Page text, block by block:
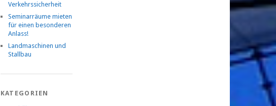
Verkehrssicherheit
Seminarräume mieten
für einen besonderen
Anlass!
Landmaschinen und
Stallbau
KATEGORIEN